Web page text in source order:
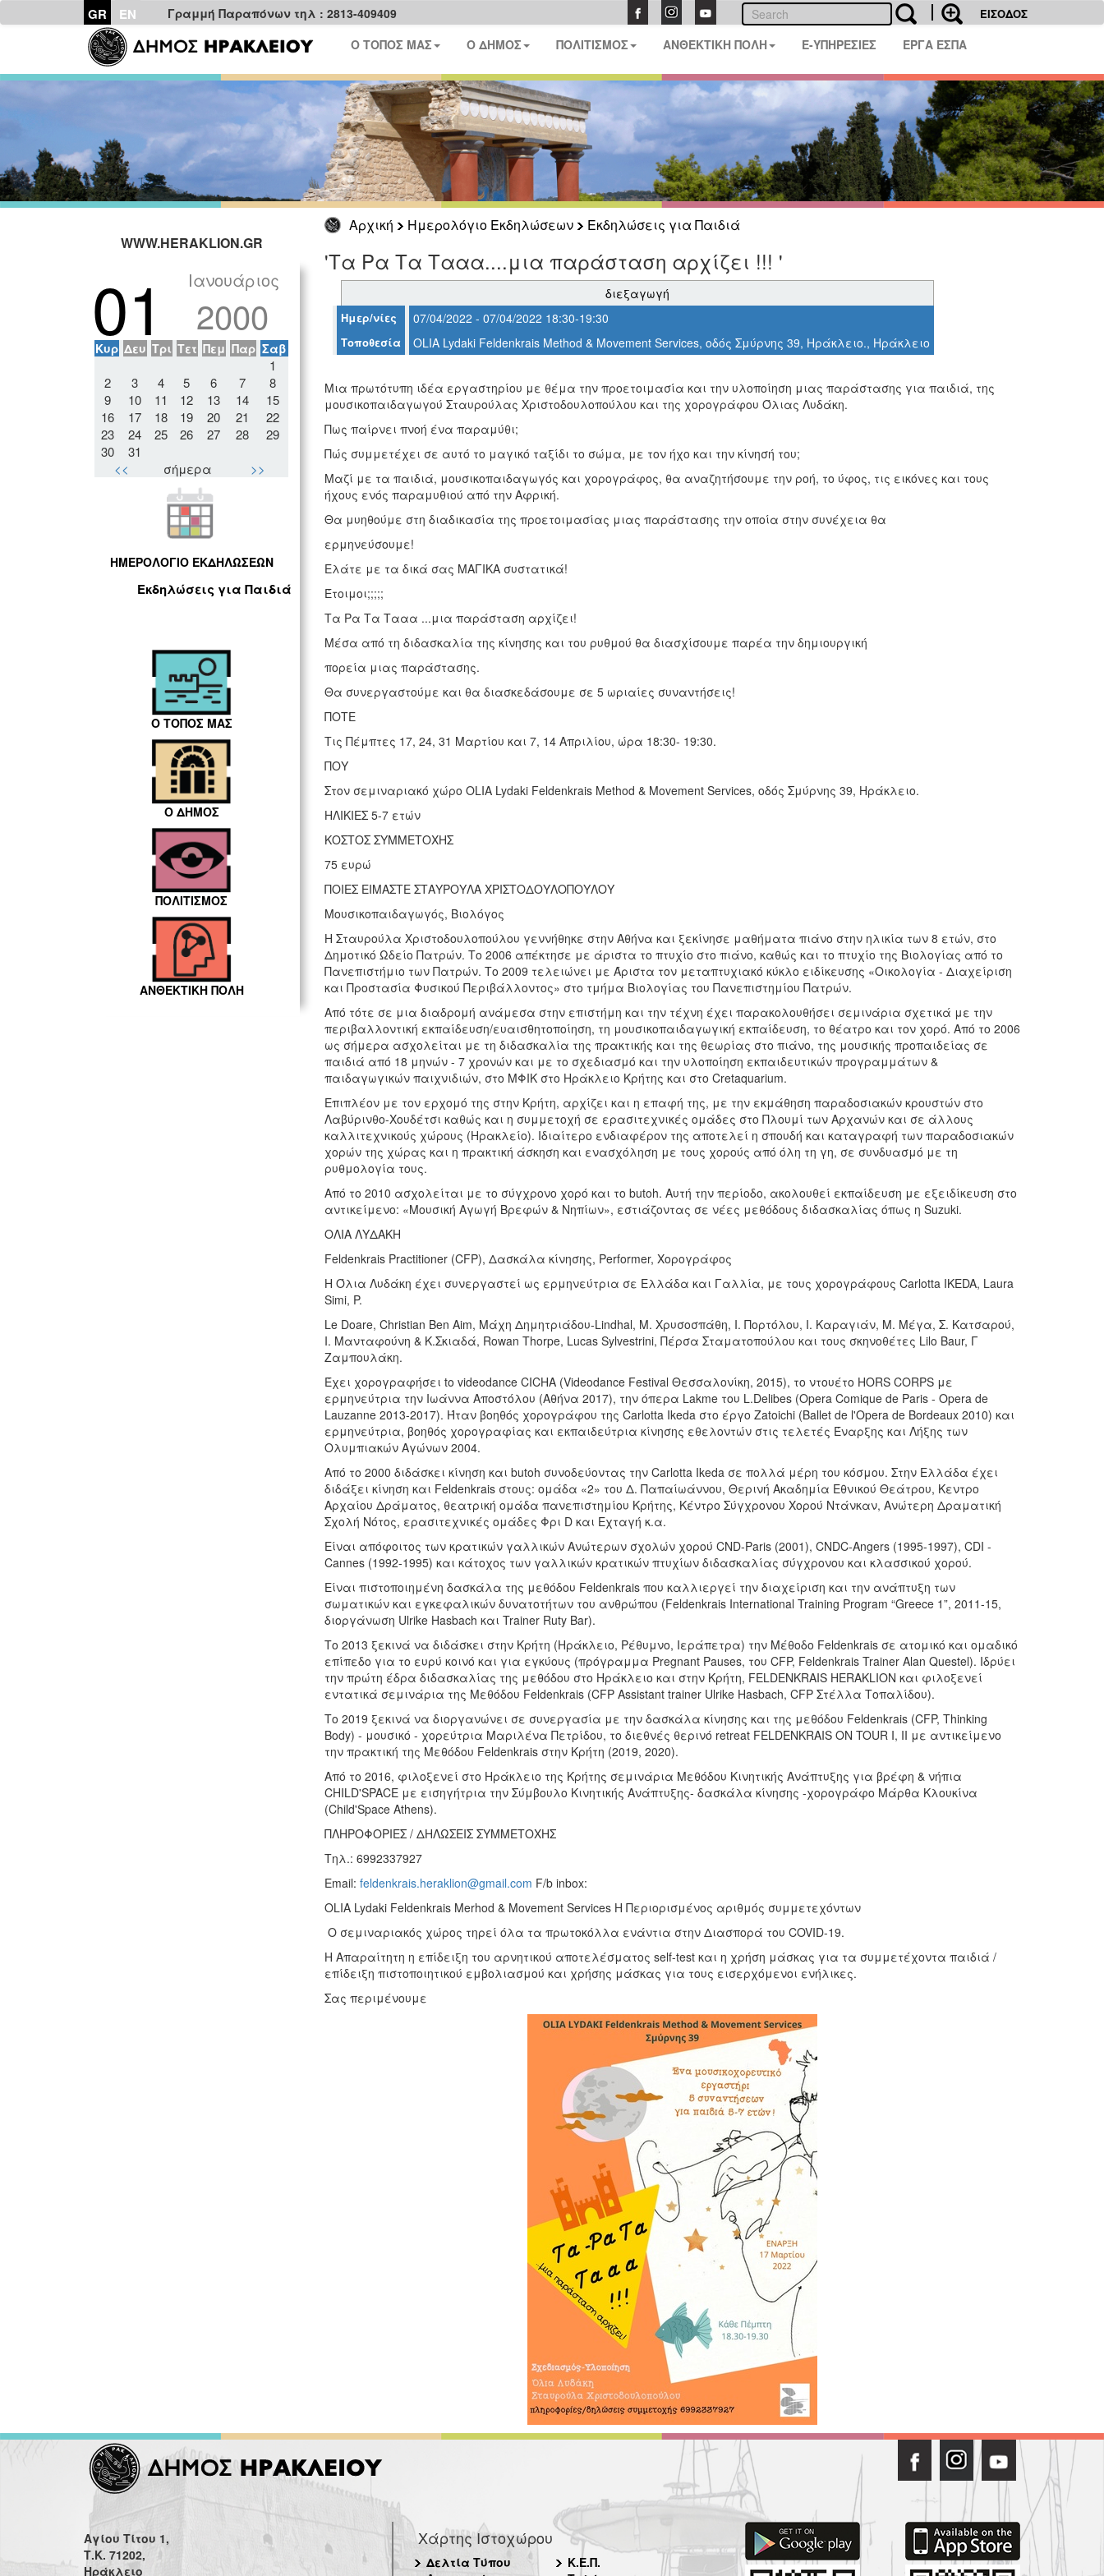
GR EN Γραμμή Παραπόνων τηλ : 2813-409409 ΕΙΣΟΔΟΣ
Ο ΤΟΠΟΣ ΜΑΣ Ο ΔΗΜΟΣ ΠΟΛΙΤΙΣΜΟΣ ΑΝΘΕΚΤΙΚΗ ΠΟΛΗ E-ΥΠΗΡΕΣΙΕΣ ΕΡΓΑ ΕΣΠΑ
Αρχική Ημερολόγιο Εκδηλώσεων
Εκδηλώσεις για Παιδιά
WWW.HERAKLION.GR
01 Ιανουάριος
2000
Κυρ Δευ Τρι Τετ Πεμ Παρ Σαβ
1
2
3 4 5 6 7
8
9
10 11 12 13 14
15
16
17 18 19 20 21
22
23
24 25 26 27 28
29
30
31
<<
σήμερα >>
ΗΜΕΡΟΛΟΓΙΟ ΕΚΔΗΛΩΣΕΩΝ
Εκδηλώσεις για Παιδιά
Ο ΤΟΠΟΣ ΜΑΣ
Ο ΔΗΜΟΣ
ΠΟΛΙΤΙΣΜΟΣ
ΑΝΘΕΚΤΙΚΗ ΠΟΛΗ
'Τα Ρα Τα Τααα....μια παράσταση αρχίζει !!! '
διεξαγωγή
Ημερ/νίες 07/04/2022 - 07/04/2022 18:30-19:30
Τοποθεσία OLIA Lydaki Feldenkrais Method & Movement Services, οδός Σμύρνης 39, Ηράκλειο., Ηράκλειο
Μια πρωτότυπη ιδέα εργαστηρίου με θέμα την προετοιμασία και την υλοποίηση μιας παράστασης για παιδιά, της
μουσικοπαιδαγωγού Σταυρούλας Χριστοδουλοπούλου και της χορογράφου Όλιας Λυδάκη.
Πως παίρνει πνοή ένα παραμύθι;
Πώς συμμετέχει σε αυτό το μαγικό ταξίδι το σώμα, με τον ήχο και την κίνησή του;
Μαζί με τα παιδιά, μουσικοπαιδαγωγός και χορογράφος, θα αναζητήσουμε την ροή, το ύφος, τις εικόνες και τους
ήχους ενός παραμυθιού από την Αφρική.
Θα μυηθούμε στη διαδικασία της προετοιμασίας μιας παράστασης την οποία στην συνέχεια θα
ερμηνεύσουμε!
Ελάτε με τα δικά σας ΜΑΓΙΚΑ συστατικά!
Έτοιμοι;;;;;
Τα Ρα Τα Τααα ...μια παράσταση αρχίζει!
Μέσα από τη διδασκαλία της κίνησης και του ρυθμού θα διασχίσουμε παρέα την δημιουργική
πορεία μιας παράστασης.
Θα συνεργαστούμε και θα διασκεδάσουμε σε 5 ωριαίες συναντήσεις!
ΠΟΤΕ
Τις Πέμπτες 17, 24, 31 Μαρτίου και 7, 14 Απριλίου, ώρα 18:30- 19:30.
ΠΟΥ
Στον σεμιναριακό χώρο OLIA Lydaki Feldenkrais Method & Movement Services, οδός Σμύρνης 39, Ηράκλειο.
ΗΛΙΚΙΕΣ 5-7 ετών
ΚΟΣΤΟΣ ΣΥΜΜΕΤΟΧΗΣ
75 ευρώ
ΠΟΙΕΣ ΕΙΜΑΣΤΕ ΣΤΑΥΡΟΥΛΑ ΧΡΙΣΤΟΔΟΥΛΟΠΟΥΛΟΥ
Μουσικοπαιδαγωγός, Βιολόγος
Η Σταυρούλα Χριστοδουλοπούλου γεννήθηκε στην Αθήνα και ξεκίνησε μαθήματα πιάνο στην ηλικία των 8 ετών, στο
Δημοτικό Ωδείο Πατρών. Το 2006 απέκτησε με άριστα το πτυχίο στο πιάνο, καθώς και το πτυχίο της Βιολογίας από το
Πανεπιστήμιο των Πατρών. Το 2009 τελειώνει με Άριστα τον μεταπτυχιακό κύκλο ειδίκευσης «Οικολογία - Διαχείριση
και Προστασία Φυσικού Περιβάλλοντος» στο τμήμα Βιολογίας του Πανεπιστημίου Πατρών.
Από τότε σε μια διαδρομή ανάμεσα στην επιστήμη και την τέχνη έχει παρακολουθήσει σεμινάρια σχετικά με την
περιβαλλοντική εκπαίδευση/ευαισθητοποίηση, τη μουσικοπαιδαγωγική εκπαίδευση, το θέατρο και τον χορό. Από το 2006
ως σήμερα ασχολείται με τη διδασκαλία της πρακτικής και της θεωρίας στο πιάνο, της μουσικής προπαιδείας σε
παιδιά από 18 μηνών - 7 χρονών και με το σχεδιασμό και την υλοποίηση εκπαιδευτικών προγραμμάτων &
παιδαγωγικών παιχνιδιών, στο ΜΦΙΚ στο Ηράκλειο Κρήτης και στο Cretaquarium.
Επιπλέον με τον ερχομό της στην Κρήτη, αρχίζει και η επαφή της, με την εκμάθηση παραδοσιακών κρουστών στο
Λαβύρινθο-Χουδέτσι καθώς και η συμμετοχή σε ερασιτεχνικές ομάδες στο Πλουμί των Αρχανών και σε άλλους
καλλιτεχνικούς χώρους (Ηρακλείο). Ιδιαίτερο ενδιαφέρον της αποτελεί η σπουδή και καταγραφή των παραδοσιακών
χορών της χώρας και η πρακτική άσκηση και ενασχόληση με τους χορούς από όλη τη γη, σε συνδυασμό με τη
ρυθμολογία τους.
Από το 2010 ασχολείται με το σύγχρονο χορό και το butoh. Αυτή την περίοδο, ακολουθεί εκπαίδευση με εξειδίκευση στο
αντικείμενο: «Μουσική Αγωγή Βρεφών & Νηπίων», εστιάζοντας σε νέες μεθόδους διδασκαλίας όπως η Suzuki.
ΟΛΙΑ ΛΥΔΑΚΗ
Feldenkrais Practitioner (CFP), Δασκάλα κίνησης, Performer, Χορογράφος
Η Όλια Λυδάκη έχει συνεργαστεί ως ερμηνεύτρια σε Ελλάδα και Γαλλία, με τους χορογράφους Carlotta IKEDA, Laura
Simi, P.
Le Doare, Christian Ben Aim, Μάχη Δημητριάδου-Lindhal, Μ. Χρυσοσπάθη, Ι. Πορτόλου, Ι. Καραγιάν, Μ. Μέγα, Σ. Κατσαρού,
Ι. Μανταφούνη & Κ.Σκιαδά, Rowan Thorpe, Lucas Sylvestrini, Πέρσα Σταματοπούλου και τους σκηνοθέτες Lilo Baur, Γ
Ζαμπουλάκη.
Έχει χορογραφήσει to videodance CICHA (Videodance Festival Θεσσαλονίκη, 2015), το ντουέτο HORS CORPS με
ερμηνεύτρια την Ιωάννα Αποστόλου (Αθήνα 2017), την όπερα Lakme του L.Delibes (Opera Comique de Paris - Opera de
Lauzanne 2013-2017). Ήταν βοηθός χορογράφου της Carlotta Ikeda στο έργο Zatoichi (Ballet de l'Opera de Bordeaux 2010) και
ερμηνεύτρια, βοηθός χορογραφίας και εκπαιδεύτρια κίνησης εθελοντών στις τελετές Έναρξης και Λήξης των
Ολυμπιακών Αγώνων 2004.
Από το 2000 διδάσκει κίνηση και butoh συνοδεύοντας την Carlotta Ikeda σε πολλά μέρη του κόσμου. Στην Ελλάδα έχει
διδάξει κίνηση και Feldenkrais στους: ομάδα «2» του Δ. Παπαίωάννου, Θερινή Ακαδημία Εθνικού Θεάτρου, Κεντρο
Αρχαίου Δράματος, θεατρική ομάδα πανεπιστημίου Κρήτης, Κέντρο Σύγχρονου Χορού Ντάνκαν, Ανώτερη Δραματική
Σχολή Νότος, ερασιτεχνικές ομάδες Φρι D και Εχταγή κ.α.
Είναι απόφοιτος των κρατικών γαλλικών Ανώτερων σχολών χορού CND-Paris (2001), CNDC-Angers (1995-1997), CDI -
Cannes (1992-1995) και κάτοχος των γαλλικών κρατικών πτυχίων διδασκαλίας σύγχρονου και κλασσικού χορού.
Είναι πιστοποιημένη δασκάλα της μεθόδου Feldenkrais που καλλιεργεί την διαχείριση και την ανάπτυξη των
σωματικών και εγκεφαλικών δυνατοτήτων του ανθρώπου (Feldenkrais International Training Program “Greece 1”, 2011-15,
διοργάνωση Ulrike Hasbach και Trainer Ruty Bar).
Το 2013 ξεκινά να διδάσκει στην Κρήτη (Ηράκλειο, Ρέθυμνο, Ιεράπετρα) την Μέθοδο Feldenkrais σε ατομικό και ομαδικό
επίπεδο για το ευρύ κοινό και για εγκύους (πρόγραμμα Pregnant Pauses, του CFP, Feldenkrais Trainer Alan Questel). Ιδρύει
την πρώτη έδρα διδασκαλίας της μεθόδου στο Ηράκλειο και στην Κρήτη, FELDENKRAIS HERAKLION και φιλοξενεί
εντατικά σεμινάρια της Μεθόδου Feldenkrais (CFP Assistant trainer Ulrike Hasbach, CFP Στέλλα Τοπαλίδου).
Το 2019 ξεκινά να διοργανώνει σε συνεργασία με την δασκάλα κίνησης και της μεθόδου Feldenkrais (CFP, Thinking
Body) - μουσικό - χορεύτρια Μαριλένα Πετρίδου, το διεθνές θερινό retreat FELDENKRAIS ON TOUR I, II με αντικείμενο
την πρακτική της Μεθόδου Feldenkrais στην Κρήτη (2019, 2020).
Από το 2016, φιλοξενεί στο Ηράκλειο της Κρήτης σεμινάρια Μεθόδου Κινητικής Ανάπτυξης για βρέφη & νήπια
CHILD'SPACE με εισηγήτρια την Σύμβουλο Κινητικής Ανάπτυξης- δασκάλα κίνησης -χορογράφο Μάρθα Κλουκίνα
(Child'Space Athens).
ΠΛΗΡΟΦΟΡΙΕΣ / ΔΗΛΩΣΕΙΣ ΣΥΜΜΕΤΟΧΗΣ
Tηλ.: 6992337927
Email: feldenkrais.heraklion@gmail.com F/b inbox:
OLIA Lydaki Feldenkrais Merhod & Movement Services H Περιορισμένος αριθμός συμμετεχόντων
Ο σεμιναριακός χώρος τηρεί όλα τα πρωτοκόλλα ενάντια στην Διασπορά του COVID-19.
Η Απαραίτητη η επίδειξη του αρνητικού αποτελέσματος self-test και η χρήση μάσκας για τα συμμετέχοντα παιδιά /
επίδειξη πιστοποιητικού εμβολιασμού και χρήσης μάσκας για τους εισερχόμενοι ενήλικες.
Σας περιμένουμε
Αγίου Τίτου 1,
Τ.Κ. 71202,
Ηράκλειο
Χάρτης Ιστοχώρου
Δελτία Τύπου
Κ.Ε.Π.